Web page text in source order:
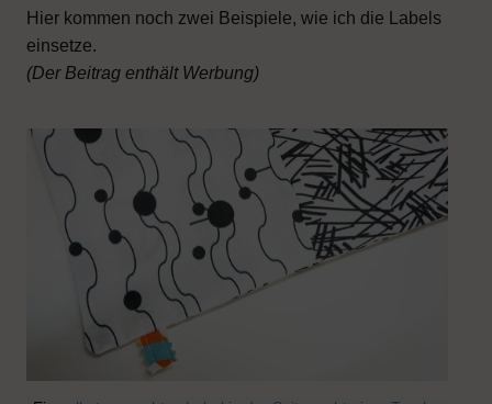
Hier kommen noch zwei Beispiele, wie ich die Labels
einsetze.
(Der Beitrag enthält Werbung)